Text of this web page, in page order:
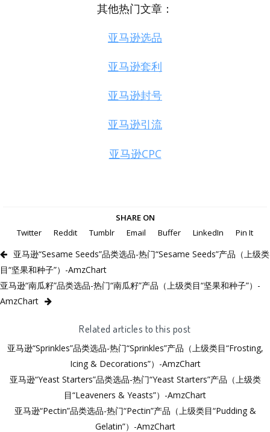
其他热门文章：
亚马逊选品
亚马逊套利
亚马逊封号
亚马逊引流
亚马逊CPC
SHARE ON
Twitter
Reddit Tumblr Email Buffer LinkedIn Pin It
亚马逊“Sesame Seeds”品类选品-热门“Sesame Seeds”产品（上级类
目“坚果和种子”）-AmzChart
亚马逊“南瓜籽”品类选品-热门“南瓜籽”产品（上级类目“坚果和种子”）-
AmzChart
Related articles to this post
亚马逊“Sprinkles”品类选品-热门“Sprinkles”产品（上级类目“Frosting,
Icing & Decorations”）-AmzChart
亚马逊“Yeast Starters”品类选品-热门“Yeast Starters”产品（上级类
目“Leaveners & Yeasts”）-AmzChart
亚马逊“Pectin”品类选品-热门“Pectin”产品（上级类目“Pudding &
Gelatin”）-AmzChart